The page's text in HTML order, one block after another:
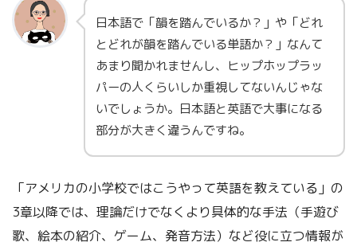
日本語で「韻を踏んでいるか？」や「どれ
とどれが韻を踏んでいる単語か？」なんて
あまり聞かれませんし、ヒップホップラッ
パーの人くらいしか重視してないんじゃな
いでしょうか。日本語と英語で大事になる
部分が大きく違うんですね。
「アメリカの小学校ではこうやって英語を教えている」の
3章以降では、理論だけでなくより具体的な手法（手遊び
歌、絵本の紹介、ゲーム、発音方法）など役に立つ情報が